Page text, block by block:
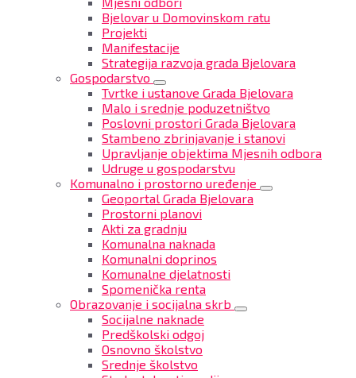
Bjelovar u Domovinskom ratu
Projekti
Manifestacije
Strategija razvoja grada Bjelovara
Gospodarstvo
Tvrtke i ustanove Grada Bjelovara
Malo i srednje poduzetništvo
Poslovni prostori Grada Bjelovara
Stambeno zbrinjavanje i stanovi
Upravljanje objektima Mjesnih odbora
Udruge u gospodarstvu
Komunalno i prostorno uređenje
Geoportal Grada Bjelovara
Prostorni planovi
Akti za gradnju
Komunalna naknada
Komunalni doprinos
Komunalne djelatnosti
Spomenička renta
Obrazovanje i socijalna skrb
Socijalne naknade
Predškolski odgoj
Osnovno školstvo
Srednje školstvo